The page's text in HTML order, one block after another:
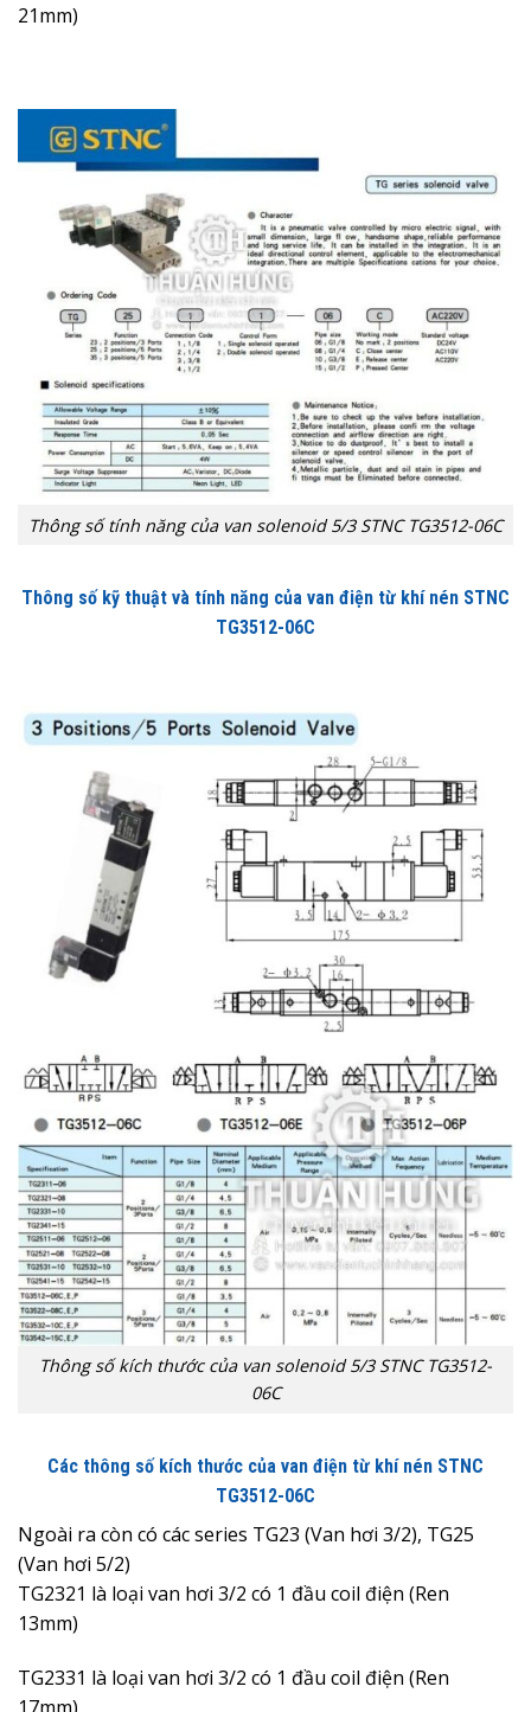
21mm)
Thông số tính năng của van solenoid 5/3 STNC TG3512-06C
Thông số kỹ thuật và tính năng của van điện từ khí nén STNC
TG3512-06C
Thông số kích thước của van solenoid 5/3 STNC TG3512-
06C
Các thông số kích thước của van điện từ khí nén STNC
TG3512-06C
Ngoài ra còn có các series TG23 (Van hơi 3/2), TG25
(Van hơi 5/2)
TG2321 là loại van hơi 3/2 có 1 đầu coil điện (Ren
13mm)
TG2331 là loại van hơi 3/2 có 1 đầu coil điện (Ren